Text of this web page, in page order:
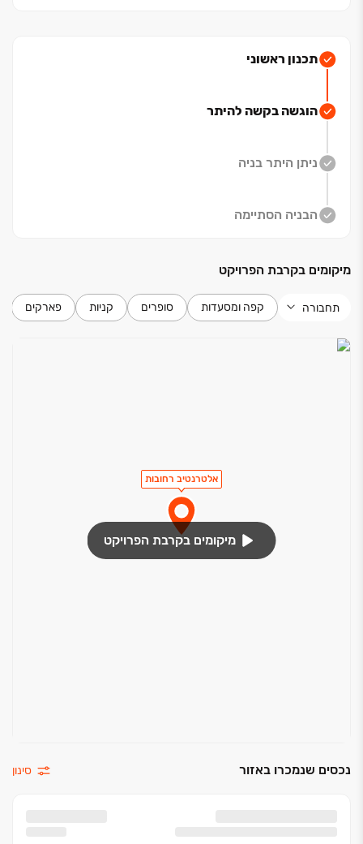
מינימליסטי, חומרים טבעיים ותאורה רכה.
רחובות נחשבת לאחת הערים המבוקשות בישראל, בזכות
מגוונת וקהילה חזקה. הקירבה למכון ויצמן למדע ולפקולטה
לחקלאות תורמת לאווירה חינוכית ומדעית.
לפארק ההייטק, מוסדות חינוך ושירותי קהילה, מוסדות חינוך
שירות שאין לאחרים ‏– אודות אדמס
בעולם שבו הכל נראה אותו דבר. בניינים דומים, תוכניות
משוכפלות אדמס מציעה אלטרנטיבה אמיתית. אדמס הינה
הפרויקט מציג תפיסה מרעננת: אדריכלות בקווים נקיים,
פרופורציות רגועות, חיבור לסביבה, גימור מושקע,
no other. לבחירתכם מגוון דירות על בסיס שלושה סגנונות
עיצוב ייחודיים.
תכנון ראשוני
הוגשה בקשה להיתר
ניתן היתר בניה
הבניה הסתיימה
מיקומים בקרבת הפרויקט
תחבורה קפה ומסעדות סופרים קניות פארקים
אלטרנטיב רחובות
מיקומים בקרבת הפרויקט
נכסים שנמכרו באזור סינון